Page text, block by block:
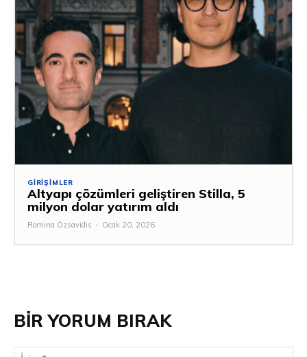
GIRIŞIMLER
Altyapı çözümleri geliştiren Stilla, 5
milyon dolar yatırım aldı
Romina Özsavidis - Ocak 20, 2026
BİR YORUM BIRAK